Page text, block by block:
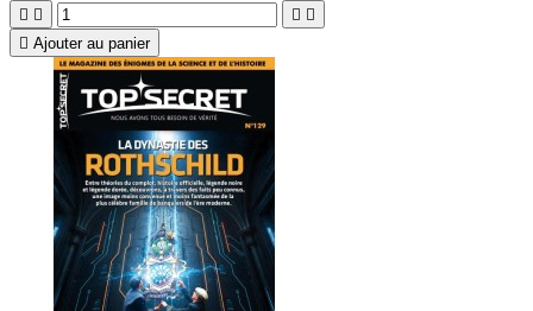
   
 Ajouter au panier